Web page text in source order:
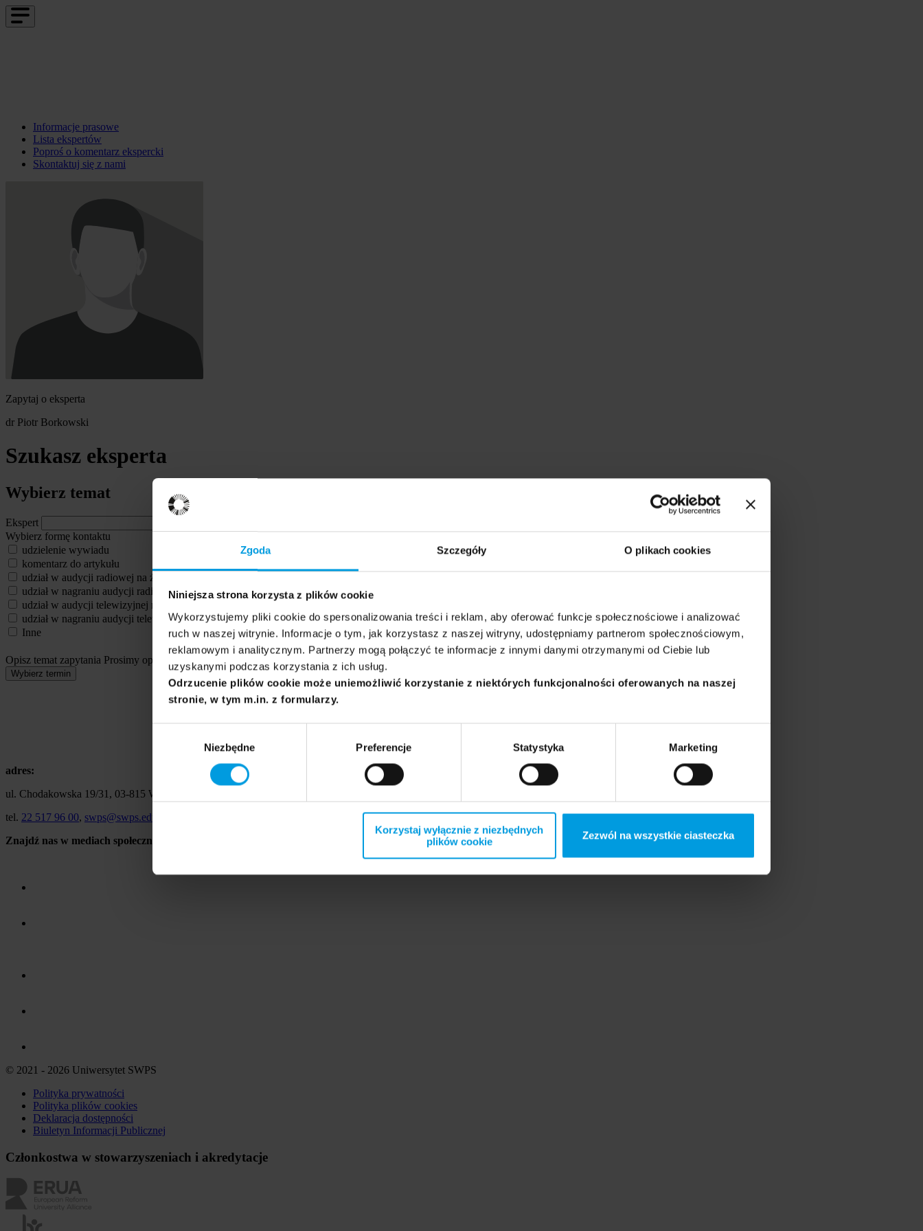
Zgoda Szczegóły O plikach cookies
Niniejsza strona korzysta z plików cookie
Wykorzystujemy pliki cookie do spersonalizowania treści i reklam, aby oferować funkcje społecznościowe i analizować
ruch w naszej witrynie. Informacje o tym, jak korzystasz z naszej witryny, udostępniamy partnerom społecznościowym,
reklamowym i analitycznym. Partnerzy mogą połączyć te informacje z innymi danymi otrzymanymi od Ciebie lub
uzyskanymi podczas korzystania z ich usług.
Odrzucenie plików cookie może uniemożliwić korzystanie z niektórych funkcjonalności oferowanych na naszej
stronie, w tym m.in. z formularzy.
Niezbędne Preferencje Statystyka Marketing
Korzystaj wyłącznie z niezbędnych
plików cookie
Zezwól na wszystkie ciasteczka
Informacje prasowe
Lista ekspertów
Poproś o komentarz ekspercki
Skontaktuj się z nami
Zapytaj o eksperta
dr Piotr Borkowski
Szukasz eksperta
Wybierz temat
Ekspert
Wybierz formę kontaktu
udzielenie wywiadu
komentarz do artykułu
udział w audycji radiowej na żywo
udział w nagraniu audycji radiowej
udział w audycji telewizyjnej na żywo
udział w nagraniu audycji telewizyjnej
Inne
Opisz temat zapytania Prosimy opisać problem, zjawisko czy wydarzenie, które będą przedmiotem komentarza eksperta:
Wybierz termin
adres:
ul. Chodakowska 19/31, 03-815 Warszawa
tel. 22 517 96 00, swps@swps.edu.pl
Znajdź nas w mediach społecznościowych:
© 2021 - 2026 Uniwersytet SWPS
Polityka prywatności
Polityka plików cookies
Deklaracja dostępności
Biuletyn Informacji Publicznej
Członkostwa w stowarzyszeniach i akredytacje